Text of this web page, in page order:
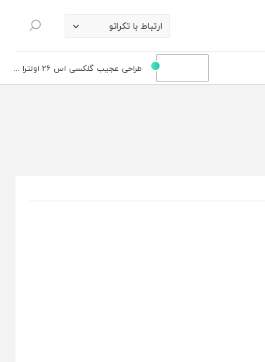
ارتباط با تکراتو
جستجو
طراحی عجیب گلکسی اس 26 اولترا ...